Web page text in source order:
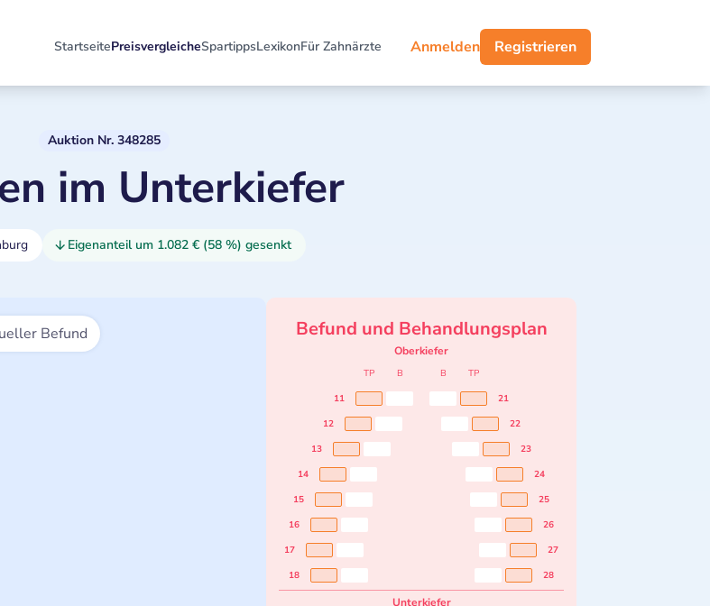
StartseitePreisvergleicheSpartippsLexikonFür Zahnärzte Anmelden Registrieren
Auktion Nr. 348285
im Unterkiefer
Eigenanteil um 1.082 € (58 %) gesenkt
Befund Befund und Behandlungsplan
Oberkiefer
TP B B
TP
11
21
12
22
13
23
14
24
15
25
16
26
17
27
18
28
Unterkiefer